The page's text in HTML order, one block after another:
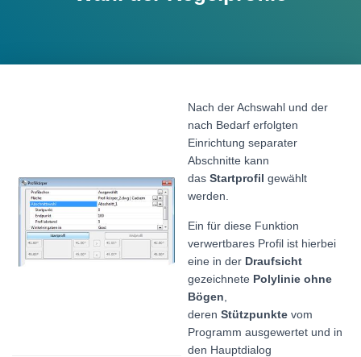
H
Nach der Achswahl und der
nach Bedarf erfolgten
Einrichtung separater
Abschnitte kann
das Startprofil gewählt
werden.
Ein für diese Funktion
verwertbares Profil ist hierbei
eine in der Draufsicht
gezeichnete Polylinie ohne
Bögen
deren Stützpunkte vom
Programm ausgewertet und in
den Hauptdialog